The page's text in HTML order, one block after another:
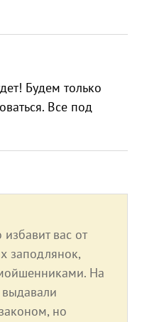
Будем только
Все под
вас от
заподлянок,
На
но